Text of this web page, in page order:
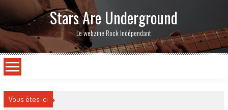
Stars Are Underground
Le webzine Rock Indépendant
Vous êtes ici